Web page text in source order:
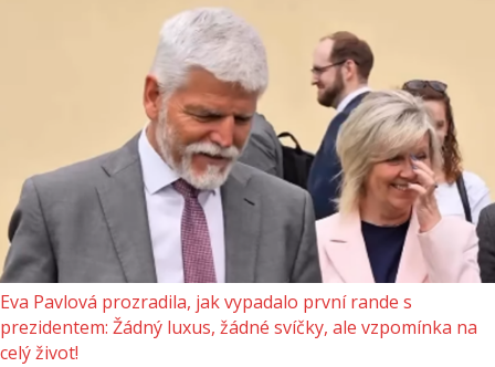
Eva Pavlová prozradila, jak vypadalo první rande s
prezidentem: Žádný luxus, žádné svíčky, ale vzpomínka na
celý život!